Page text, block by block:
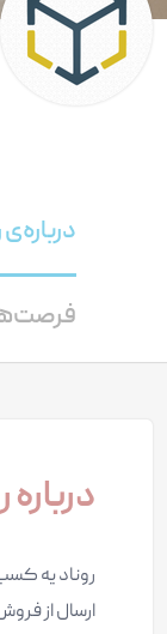
درباره